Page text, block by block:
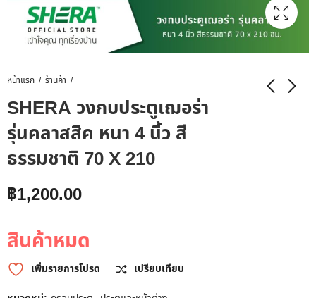
หน้าแรก ร้านค้า
SHERA วงกบประตูเฌอร่า
รุ่นคลาสสิค หนา 4 นิ้ว สี
ธรรมชาติ 70 X 210
฿1,200.00
สินค้าหมด
เพิ่มรายการโปรด
เปรียบเทียบ